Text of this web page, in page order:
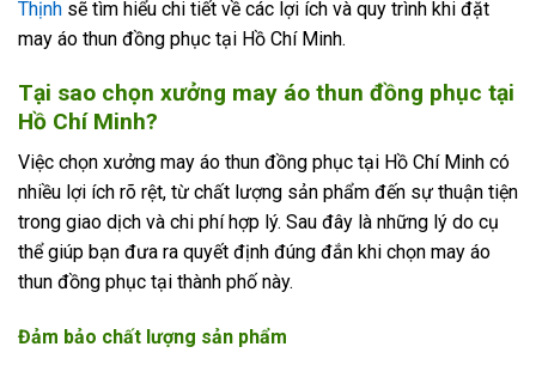
Thịnh sẽ tìm hiểu chi tiết về các lợi ích và quy trình khi đặt
may áo thun đồng phục tại Hồ Chí Minh.
Tại sao chọn xưởng may áo thun đồng phục tại
Hồ Chí Minh?
Việc chọn xưởng may áo thun đồng phục tại Hồ Chí Minh có
nhiều lợi ích rõ rệt, từ chất lượng sản phẩm đến sự thuận tiện
trong giao dịch và chi phí hợp lý. Sau đây là những lý do cụ
thể giúp bạn đưa ra quyết định đúng đắn khi chọn may áo
thun đồng phục tại thành phố này.
Đảm bảo chất lượng sản phẩm